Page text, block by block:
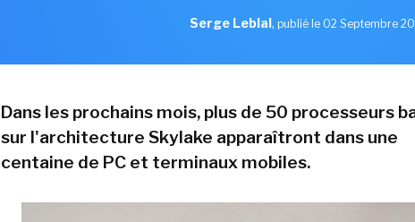
Serge Leblal, publié le 02 Septembre
Dans les prochains mois, plus de 50 processeurs
sur l'architecture Skylake apparaîtront dans une
centaine de PC et terminaux mobiles.